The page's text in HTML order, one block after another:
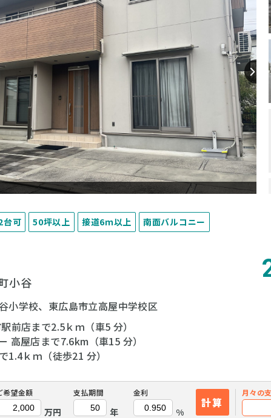
台可 50坪以上 接道6ｍ以上 南面バルコニー
小谷
小学校、東広島市立高屋中学校区
前店まで2.5ｋｍ（車5 分）
高屋店まで7.6km（車15 分）
1.4ｋｍ（徒歩21 分）
希望金額
万円
支払期間
年
金利
%
計算
月々の